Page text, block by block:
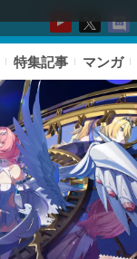
特集記事 マンガ